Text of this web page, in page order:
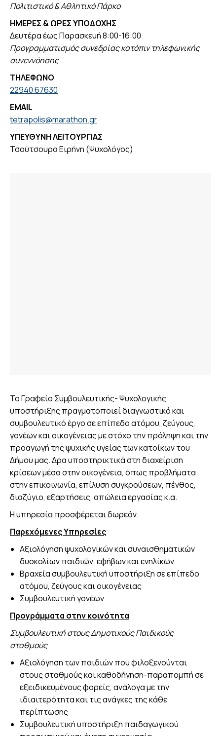
Πολιτιστικό & Αθλητικό Πάρκο
ΗΜΕΡΕΣ & ΩΡΕΣ ΥΠΟΔΟΧΗΣ
Δευτέρα έως Παρασκευή 8:00-16:00
Προγραμματισμός συνεδρίας κατόπιν τηλεφωνικής
συνεννόησης
ΤΗΛΕΦΩΝΟ
22940 67630
EMAIL
tetrapolis@marathon.gr
ΥΠΕΥΘΥΝΗ ΛΕΙΤΟΥΡΓΙΑΣ
Τσούτσουρα Ειρήνη (Ψυχολόγος)
Το Γραφείο Συμβουλευτικής- Ψυχολογικής
υποστήριξης πραγματοποιεί διαγνωστικό και
συμβουλευτικό έργο σε επίπεδο ατόμου, ζεύγους,
γονέων και οικογένειας με στόχο την πρόληψη και την
προαγωγή της ψυχικής υγείας των κατοίκων του
Δήμου μας. Δρα υποστηρικτικά στη διαχείριση
κρίσεων μέσα στην οικογένεια, όπως προβλήματα
στην επικοινωνία, επίλυση συγκρούσεων, πένθος,
διαζύγιο, εξαρτήσεις, απώλεια εργασίας κ.α.
Η υπηρεσία προσφέρεται δωρεάν.
Παρεχόμενες Υπηρεσίες
Αξιολόγηση ψυχολογικών και συναισθηματικών
δυσκολίων παιδιών, εφήβων και ενηλίκων
Βραχεία συμβουλευτική υποστήριξη σε επίπεδο
ατόμου, ζεύγους και οικογένειας
Συμβουλευτική γονέων
Προγράμματα στην κοινότητα
Συμβουλευτική στους Δημοτικούς Παιδικούς
σταθμούς
Αξιολόγηση των παιδιών που φιλοξενούνται
στους σταθμούς και καθοδήγηση-παραπομπή σε
εξειδικευμένους φορείς, ανάλογα με την
ιδιαιτερότητα και τις ανάγκες της κάθε
περίπτωσης
Συμβουλευτική υποστήριξη παιδαγωγικού